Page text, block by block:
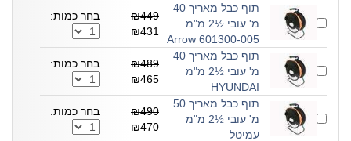
תוף כבל מאריך 40
מ' עובי ½2 מ"מ
601300-005 Arrow
₪449
בחר כמות:
תוף כבל מאריך 40
מ' עובי ½2 מ"מ
HYUNDAI
₪489
בחר כמות:
תוף כבל מאריך 50
מ' עובי ½2 מ"מ
עמיטל
₪490
בחר כמות: